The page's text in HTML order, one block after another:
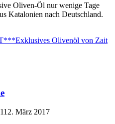
Oliven-Öl nur wenige Tage
Katalonien nach Deutschland.
Olivenöl von Zait
2. März 2017